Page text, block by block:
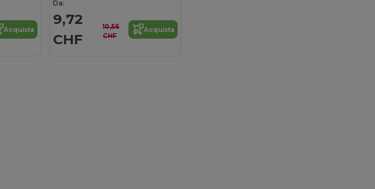
Acquista
Da:
9,72
CHF
10,56
CHF
Acquista